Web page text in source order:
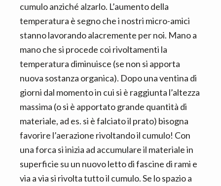
cumulo anziché alzarlo. L’aumento della
temperatura è segno che i nostri micro-amici
stanno lavorando alacremente per noi. Mano a
mano che si procede coi rivoltamenti la
temperatura diminuisce (se non si apporta
nuova sostanza organica). Dopo una ventina di
giorni dal momento in cui si è raggiunta l’altezza
massima (o si è apportato grande quantità di
materiale, ad es. si è falciato il prato) bisogna
favorire l’aerazione rivoltando il cumulo! Con
una forca si inizia ad accumulare il materiale in
superficie su un nuovo letto di fascine di rami e
via a via si rivolta tutto il cumulo. Se lo spazio a